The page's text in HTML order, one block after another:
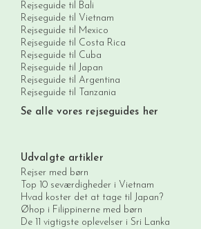
Rejseguide til Bali
Rejseguide til Vietnam
Rejseguide til Mexico
Rejseguide til Costa Rica
Rejseguide til Cuba
Rejseguide til Japan
Rejseguide til Argentina
Rejseguide til Tanzania
Se alle vores rejseguides her
Udvalgte artikler
Rejser med børn
Top 10 seværdigheder i Vietnam
Hvad koster det at tage til Japan?
Øhop i Filippinerne med børn
De 11 vigtigste oplevelser i Sri Lanka